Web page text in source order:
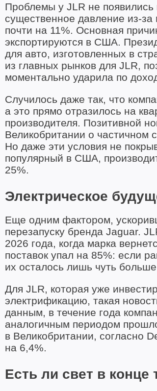
Проблемы у JLR не
существенное давление из-
почти на 11%. Основная
экспортируются в США.
для авто, изготовленных в
из главных рынков для JLR,
моментально ударила по
Случилось даже так, что
а это прямо отразилось на
производителя. Позитивной
Великобритании о частичном
Но даже эти условия не
популярный в США,
25%.
Электрическое
Еще одним фактором,
перезапуску бренда Jaguar.
2026 года, когда марка
поставок упал на 85%: если
их осталось лишь чуть
Для JLR, которая уже
электрификацию, такая
данным, в течение года
аналогичным периодом
в Великобритании, согласно
на 6,4%.
Есть ли свет в конце